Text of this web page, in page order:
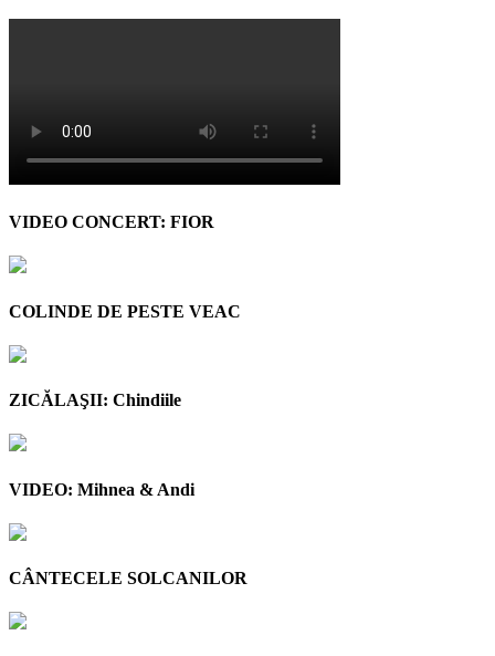
VIDEO CONCERT: FIOR
COLINDE DE PESTE VEAC
ZICĂLAŞII: Chindiile
VIDEO: Mihnea & Andi
CÂNTECELE SOLCANILOR